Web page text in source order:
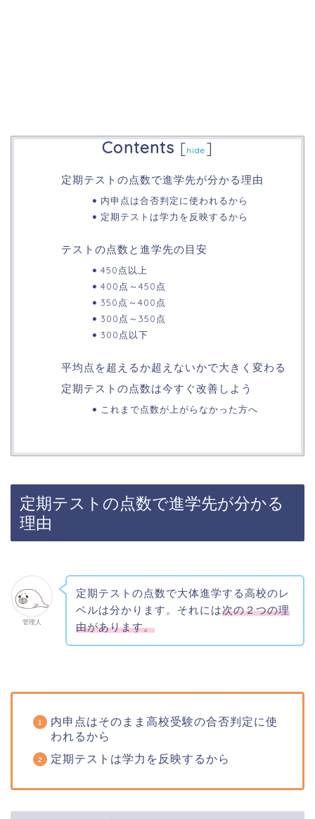
Contents [hide ]
定期テストの点数で進学先が分かる理由
内申点は合否判定に使われるから
定期テストは学力を反映するから
テストの点数と進学先の目安
450点以上
400点～450点
350点～400点
300点～350点
300点以下
平均点を超えるか超えないかで大きく変わる
定期テストの点数は今すぐ改善しよう
これまで点数が上がらなかった方へ
定期テストの点数で進学先が分かる
理由
管理人
定期テストの点数で大体進学する高校のレ
ベルは分かります。それには次の２つの理
由があります。
内申点はそのまま高校受験の合否判定に使
われるから
定期テストは学力を反映するから